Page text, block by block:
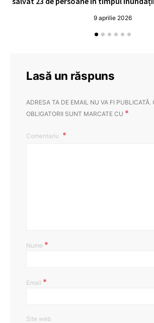
9 aprilie 2026
Lasă un răspuns
ADRESA TA DE EMAIL NU VA FI PUBLICATĂ.
OBLIGATORII SUNT MARCATE CU *
Comentariu
Nume *
Email *
Site web